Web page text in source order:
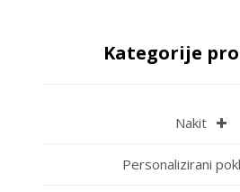
Kategorije
Nakit
Personalizirani